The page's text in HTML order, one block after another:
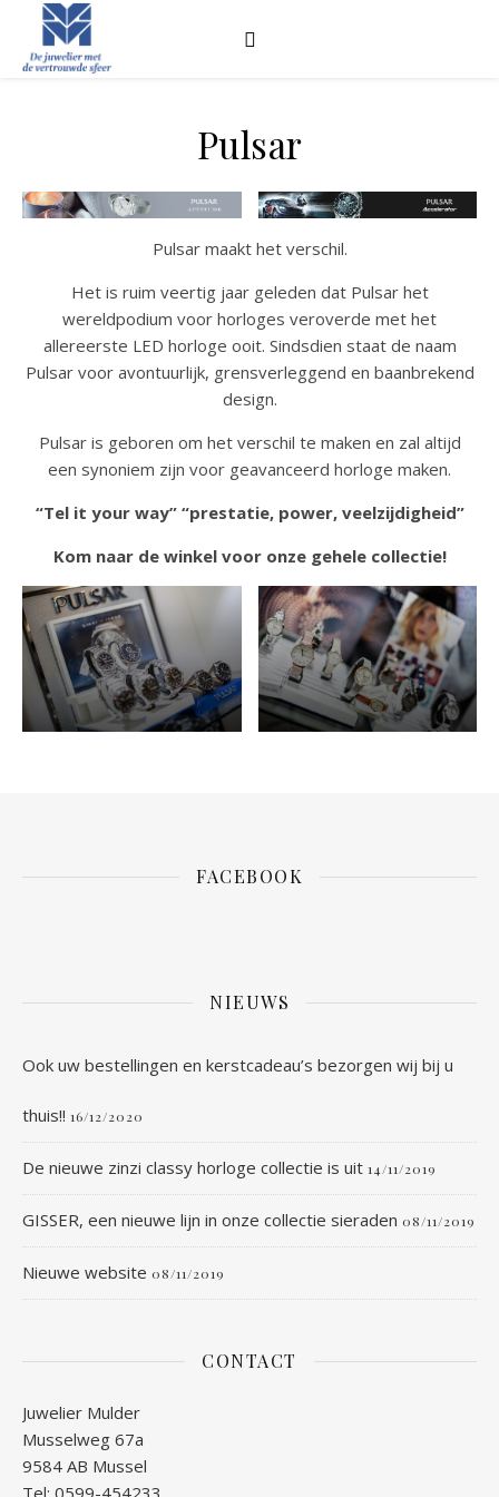
Pulsar
Pulsar maakt het verschil.
Het is ruim veertig jaar geleden dat Pulsar het
wereldpodium voor horloges veroverde met het
allereerste LED horloge ooit. Sindsdien staat de naam
Pulsar voor avontuurlijk, grensverleggend en baanbrekend
design.
Pulsar is geboren om het verschil te maken en zal altijd
een synoniem zijn voor geavanceerd horloge maken.
“Tel it your way” “prestatie, power, veelzijdigheid”
Kom naar de winkel voor onze gehele collectie!
FACEBOOK
NIEUWS
Ook uw bestellingen en kerstcadeau’s bezorgen wij bij u
thuis!! 16/12/2020
De nieuwe zinzi classy horloge collectie is uit 14/11/2019
GISSER, een nieuwe lijn in onze collectie sieraden 08/11/2019
Nieuwe website 08/11/2019
CONTACT
Juwelier Mulder
Musselweg 67a
9584 AB Mussel